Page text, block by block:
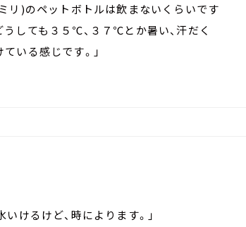
リ)のペットボトルは飲まないくらいです
しても３５℃、３７℃とか暑い、汗だく
いる感じです。」
けるけど、時によります。」